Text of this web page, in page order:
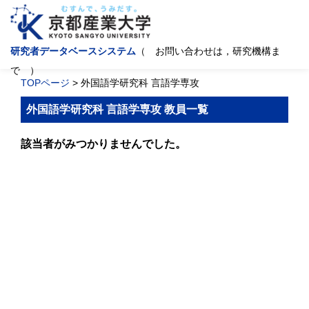
研究者データベースシステム （ お問い合わせは，研究機構ま
で ）
TOPページ > 外国語学研究科 言語学専攻
外国語学研究科 言語学専攻 教員一覧
該当者がみつかりませんでした。